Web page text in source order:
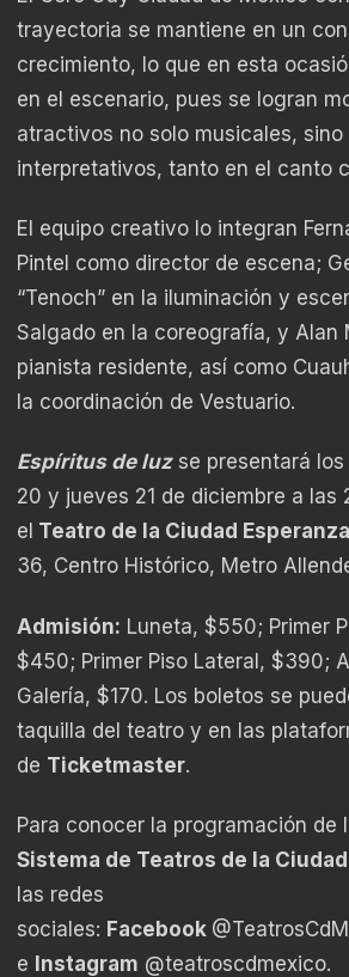
trayectoria se mantiene en un
crecimiento, lo que en esta
en el escenario, pues se logran
atractivos no solo musicales, sino
interpretativos, tanto en el canto
El equipo creativo lo integran
Pintel como director de escena;
“Tenoch” en la iluminación y
Salgado en la coreografía, y Alan
pianista residente, así como
la coordinación de Vestuario.
Espíritus de luzse presentará los
20 y jueves 21 de diciembre a las
el Teatro de la Ciudad
36, Centro Histórico, Metro
Admisión: Luneta, $550; Primer
$450; Primer Piso Lateral, $390;
Galería, $170. Los boletos se
taquilla del teatro y en las
de Ticketmaster.
Para conocer la programación de
Sistema de Teatros de la
las redes
sociales: Facebook
e Instagram @teatroscdmexico.